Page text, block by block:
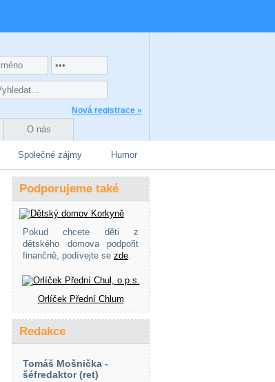
Nová registrace »
O nás
Společné zájmy Humor
Podporujeme také
Pokud chcete děti z
dětského domova podpořit
finančně, podívejte se zde.
Orlíček Přední Chlum
Redakce
Tomáš Mošnička -
šéfredaktor (ret)